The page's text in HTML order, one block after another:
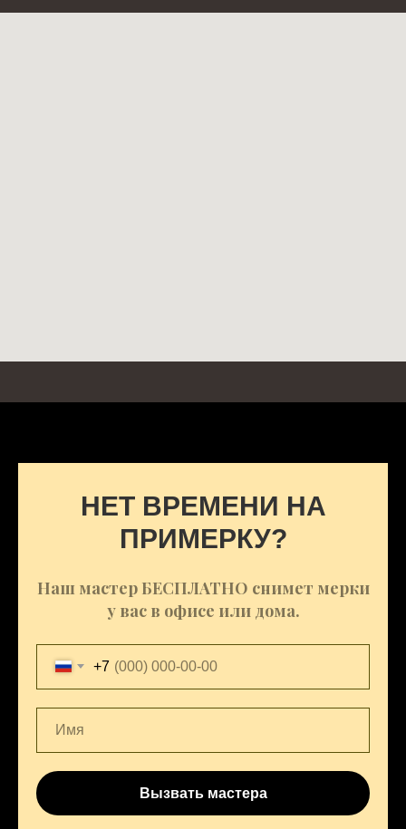
НЕТ ВРЕМЕНИ НА
ПРИМЕРКУ?
Наш мастер БЕСПЛАТНО снимет мерки
у вас в офисе или дома.
+7
Вызвать мастера